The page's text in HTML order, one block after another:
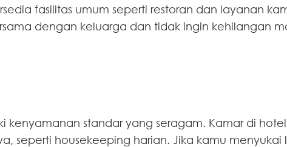
fasilitas umum seperti restoran dan layanan
dengan keluarga dan tidak ingin kehilangan
kenyamanan standar yang seragam. Kamar di
seperti housekeeping harian. Jika kamu